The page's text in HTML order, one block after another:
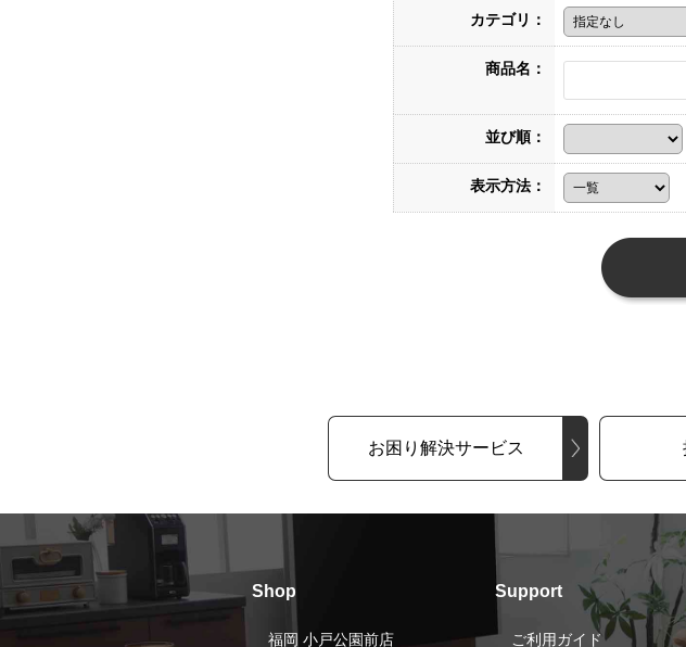
カテゴリ：
商品名：
並び順：
表示方法：
お困り解決サービス
Shop
福岡 小戸公園前店
Support
ご利用ガイド